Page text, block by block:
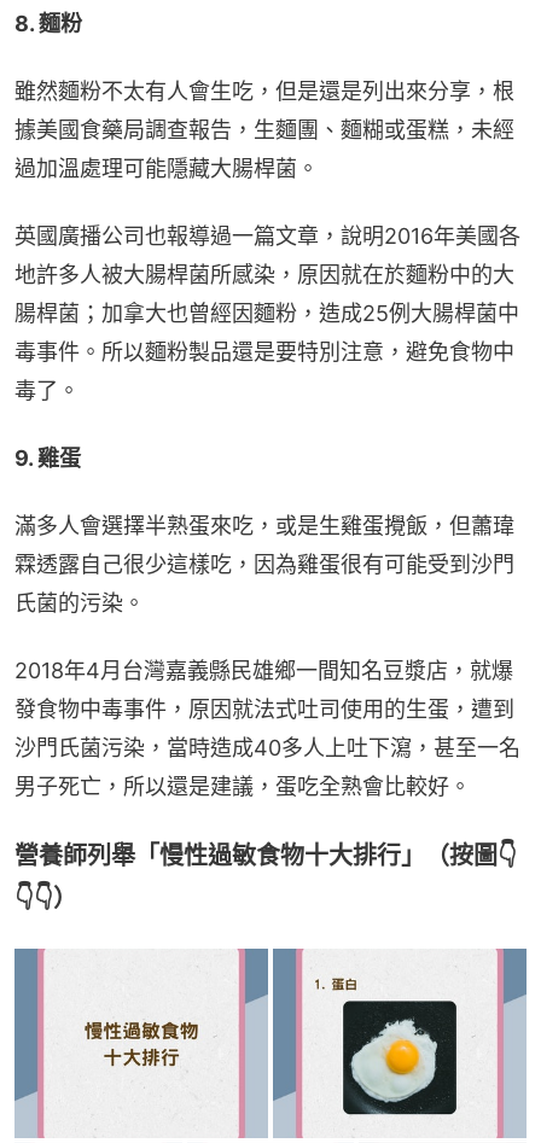
8. 麵粉
雖然麵粉不太有人會生吃，但是還是列出來分享，根
據美國食藥局調查報告，生麵團、麵糊或蛋糕，未經
過加溫處理可能隱藏大腸桿菌。
英國廣播公司也報導過一篇文章，說明2016年美國各
地許多人被大腸桿菌所感染，原因就在於麵粉中的大
腸桿菌；加拿大也曾經因麵粉，造成25例大腸桿菌中
毒事件。﻿所以麵粉製品還是要特別注意，避免食物中
毒了。
9. 雞蛋
滿多人會選擇半熟蛋來吃，或是生雞蛋攪飯，但蕭瑋
霖透露自己很少這樣吃，因為雞蛋很有可能受到沙門
氏菌的污染。
2018年4月台灣嘉義縣民雄鄉一間知名豆漿店，就爆
發食物中毒事件，原因就法式吐司使用的生蛋，遭到
沙門氏菌污染，當時造成40多人上吐下瀉，甚至一名
男子死亡，所以還是建議，蛋吃全熟會比較好。
營養師列舉「慢性過敏食物十大排行」（按圖👇
👇👇）